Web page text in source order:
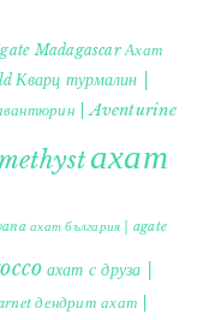
Madagascar Ахат
Кварц турмалин |
| Aventurine
ахат
ахат българия | agate
ахат с друза |
дендрит ахат |